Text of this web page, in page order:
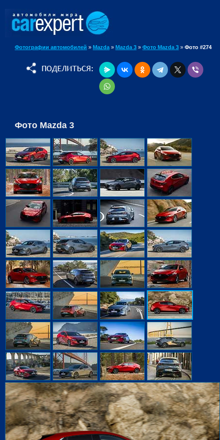
Фотографии автомобилей » Mazda » Mazda 3 » Фото Mazda 3 » Фото #274
Фото Mazda 3